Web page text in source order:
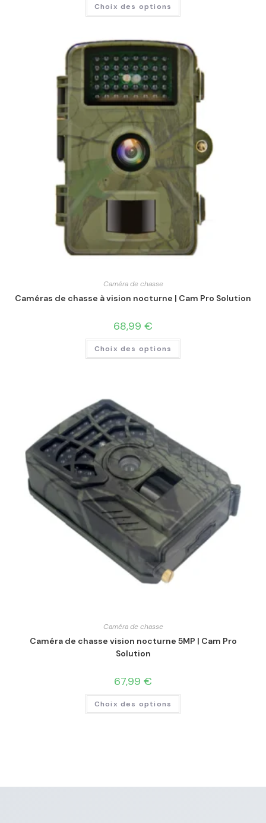
Choix des options
Caméra de chasse
Caméras de chasse à vision nocturne | Cam Pro Solution
68,99 €
Choix des options
Caméra de chasse
Caméra de chasse vision nocturne 5MP | Cam Pro
Solution
67,99 €
Choix des options